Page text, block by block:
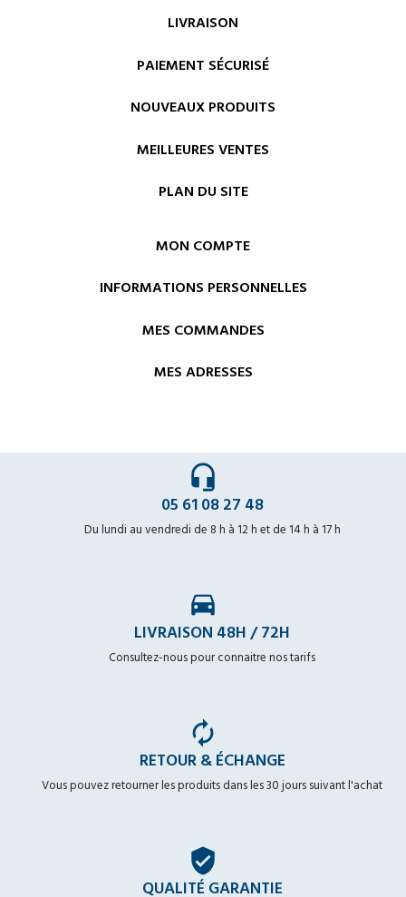
LIVRAISON
PAIEMENT SÉCURISÉ
NOUVEAUX PRODUITS
MEILLEURES VENTES
PLAN DU SITE
MON COMPTE
INFORMATIONS PERSONNELLES
MES COMMANDES
MES ADRESSES
headset_mic
05 61 08 27 48
Du lundi au vendredi de 8 h à 12 h et de 14 h à 17 h
time_to_leave
LIVRAISON 48H / 72H
Consultez-nous pour connaitre nos tarifs
autorenew
RETOUR & ÉCHANGE
Vous pouvez retourner les produits dans les 30 jours suivant l'achat
verified_user
QUALITÉ GARANTIE